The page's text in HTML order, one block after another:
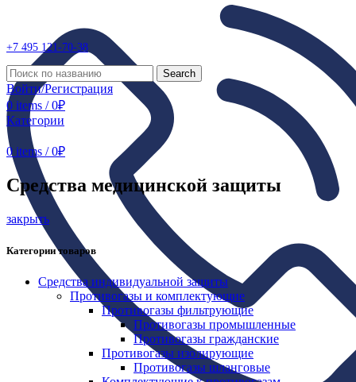
+7 495 121-70-38
Search
Войти/Регистрация
0 items / 0₽
Категории
0 items / 0₽
Средства медицинской защиты
закрыть
Категории товаров
Средства индивидуальной защиты
Противогазы и комплектующие
Противогазы фильтрующие
Противогазы промышленные
Противогазы гражданские
Противогазы изолирующие
Противогазы шланговые